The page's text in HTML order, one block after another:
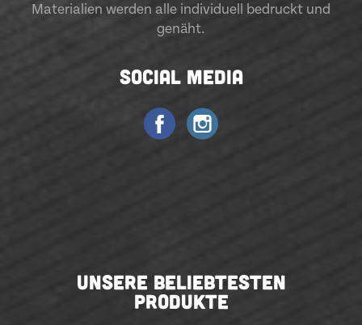
Materialien werden alle individuell bedruckt und
genäht.
SOCIAL MEDIA
UNSERE BELIEBTESTEN
PRODUKTE